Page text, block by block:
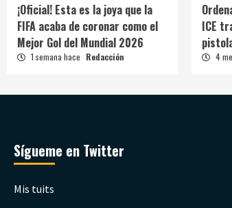
¡Oficial! Esta es la joya que la
FIFA acaba de coronar como el
Mejor Gol del Mundial 2026
1 semana hace Redacción
ICE
4
Sígueme en Twitter
Mis tuits